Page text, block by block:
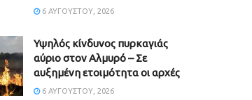
6 ΑΥΓΟΎΣΤΟΥ, 2026
Υψηλός κίνδυνος πυρκαγιάς
αύριο στον Αλμυρό – Σε
αυξημένη ετοιμότητα οι αρχές
6 ΑΥΓΟΎΣΤΟΥ, 2026